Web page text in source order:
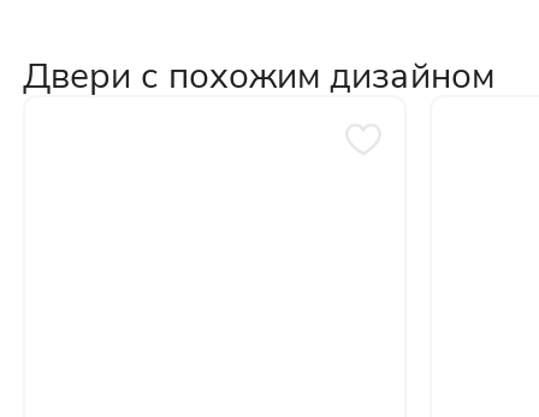
Двери с похожим дизайном